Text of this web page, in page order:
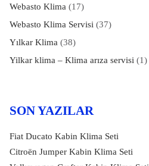
Webasto Klima (17)
Webasto Klima Servisi (37)
Yılkar Klima (38)
Yilkar klima – Klima arıza servisi (1)
SON YAZILAR
Fiat Ducato Kabin Klima Seti
Citroën Jumper Kabin Klima Seti